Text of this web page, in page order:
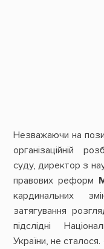
Незважаючи на
організаційній
суду, директор з
правових реформ
кардинальних
затягування
підслідні
України, не сталося.